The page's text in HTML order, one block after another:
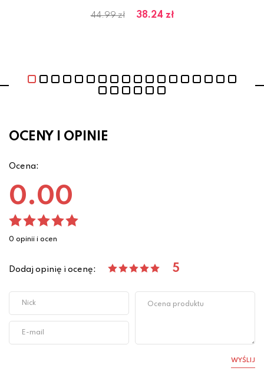
44.99 zł 38.24 zł
OCENY I OPINIE
Ocena:
0.00
0 opinii i ocen
Dodaj opinię i ocenę: 5
WYŚLIJ